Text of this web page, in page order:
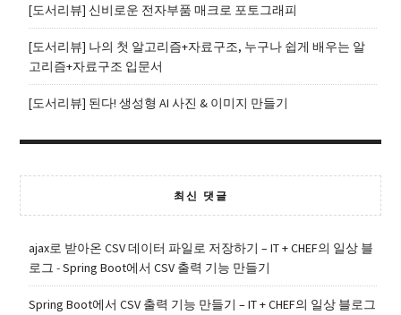
[도서리뷰] 신비로운 전자부품 매크로 포토그래피
[도서리뷰] 나의 첫 알고리즘+자료구조, 누구나 쉽게 배우는 알
고리즘+자료구조 입문서
[도서리뷰] 된다! 생성형 AI 사진 & 이미지 만들기
최신 댓글
ajax로 받아온 CSV 데이터 파일로 저장하기 – IT + CHEF의 일상 블
로그 -Spring Boot에서 CSV 출력 기능 만들기
Spring Boot에서 CSV 출력 기능 만들기 – IT + CHEF의 일상 블로그